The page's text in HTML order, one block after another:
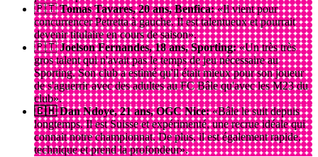
🇵🇹Tomas Tavares, 20 ans, Benfica:«Il vient pour
concurrencer Petretta à gauche. Il est talentueux et pourrait
devenir titulaire en cours de saison».
🇵🇹Joelson Fernandes, 18 ans, Sporting:«Un très très
gros talent qui n'avait pas le temps de jeu nécessaire au
Sporting. Son club a estimé qu'il était mieux pour son joueur
de s'aguerrir avec des adultes au FC Bâle qu'avec les M23 du
club».
🇨🇭 Dan Ndoye, 21 ans, OGC Nice:«Bâle le suit depuis
longtemps. Il est Suisse et expérimenté, une recrue idéale qui
connait notre championnat. De plus, il est également rapide,
technique et prend la profondeur».